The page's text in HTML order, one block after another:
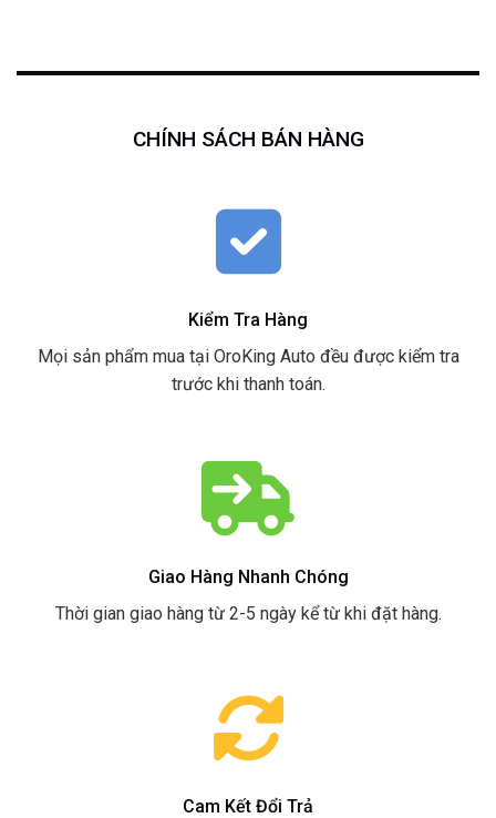
CHÍNH SÁCH BÁN HÀNG
Kiểm Tra Hàng
Mọi sản phẩm mua tại OroKing Auto đều được kiểm tra
trước khi thanh toán.
Giao Hàng Nhanh Chóng
Thời gian giao hàng từ 2-5 ngày kể từ khi đặt hàng.
Cam Kết Đổi Trả